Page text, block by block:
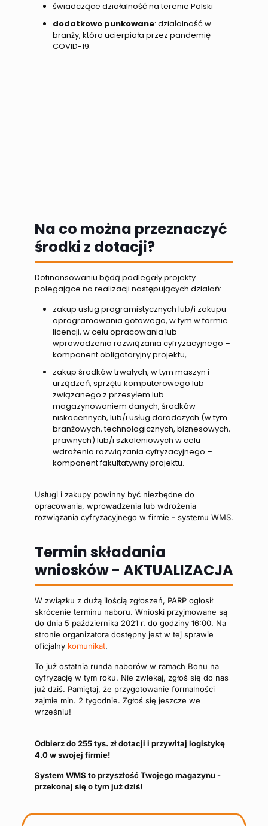
świadczące działalność na terenie Polski
dodatkowo punkowane: działalność w
branży, która ucierpiała przez pandemię
COVID-19.
Na co można przeznaczyć
środki z dotacji?
Dofinansowaniu będą podlegały projekty
polegające na realizacji następujących działań:
zakup usług programistycznych lub/i zakupu
oprogramowania gotowego, w tym w formie
licencji, w celu opracowania lub
wprowadzenia rozwiązania cyfryzacyjnego –
komponent obligatoryjny projektu,
zakup środków trwałych, w tym maszyn i
urządzeń, sprzętu komputerowego lub
związanego z przesyłem lub
magazynowaniem danych, środków
niskocennych, lub/i usług doradczych (w tym
branżowych, technologicznych, biznesowych,
prawnych) lub/i szkoleniowych w celu
wdrożenia rozwiązania cyfryzacyjnego –
komponent fakultatywny projektu.
Usługi i zakupy powinny być niezbędne do
opracowania, wprowadzenia lub wdrożenia
rozwiązania cyfryzacyjnego w firmie - systemu WMS.
Termin składania
wniosków - AKTUALIZACJA
W związku z dużą ilością zgłoszeń, PARP ogłosił
skrócenie terminu naboru. Wnioski przyjmowane są
do dnia 5 października 2021 r. do godziny 16:00. Na
stronie organizatora dostępny jest w tej sprawie
oficjalny komunikat.
To już ostatnia runda naborów w ramach Bonu na
cyfryzację w tym roku. Nie zwlekaj, zgłoś się do nas
już dziś. Pamiętaj, że przygotowanie formalności
zajmie min. 2 tygodnie. Zgłoś się jeszcze we
wrześniu!
Odbierz do 255 tys. zł dotacji i przywitaj logistykę
4.0 w swojej firmie!
System WMS to przyszłość Twojego magazynu -
przekonaj się o tym już dziś!